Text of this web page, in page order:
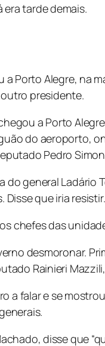
era tarde demais.
Porto Alegre, na
presidente.
a Porto
do aeroporto,
Pedro
do general
que iria resistir.
chefes das
desmoronar.
Rainieri
a falar e se
disse que